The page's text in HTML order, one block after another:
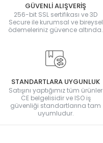
GÜVENLİ ALIŞVERİŞ
256-bit SSL sertifikası ve 3D
Secure ile kurumsal ve bireysel
ödemeleriniz güvence altında.
STANDARTLARA UYGUNLUK
Satışını yaptığımız tüm ürünler
CE belgelisidir ve ISO iş
güvenliği standartlarına tam
uyumludur.